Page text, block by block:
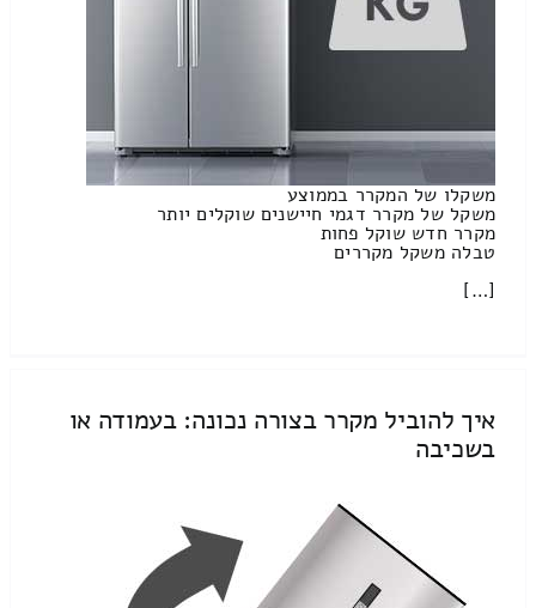
משקלו של המקרר בממוצע
משקל של מקרר דגמי חיישנים שוקלים יותר
מקרר חדש שוקל פחות
טבלה משקל מקררים
[…]
איך להוביל מקרר בצורה נכונה: בעמודה או
בשכיבה